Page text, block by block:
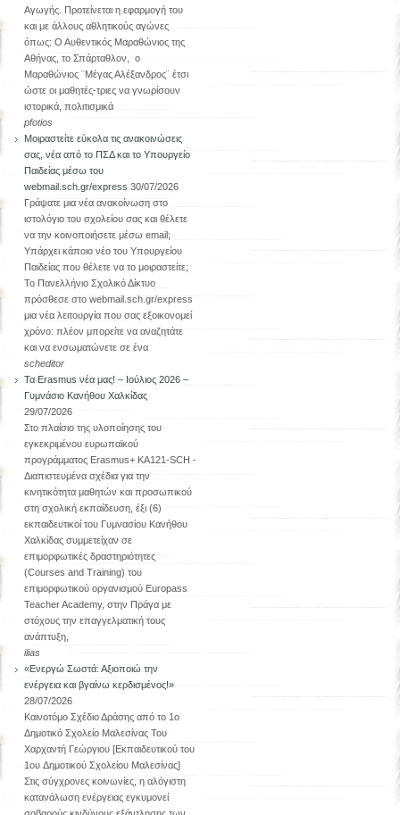
Αγωγής. Προτείνεται η εφαρμογή του
και με άλλους αθλητικούς αγώνες
όπως: Ο Αυθεντικός Μαραθώνιος της
Αθήνας, το Σπάρταθλον, ο
Μαραθώνιος ¨Μέγας Αλέξανδρος¨ έτσι
ώστε οι μαθητές-τριες να γνωρίσουν
ιστορικά, πολιτισμικά
pfotios
Μοιραστείτε εύκολα τις ανακοινώσεις
σας, νέα από το ΠΣΔ και το Υπουργείο
Παιδείας μέσω του
webmail.sch.gr/express 30/07/2026
Γράψατε μια νέα ανακοίνωση στο
ιστολόγιο του σχολείου σας και θέλετε
να την κοινοποιήσετε μέσω email;
Υπάρχει κάποιο νέο του Υπουργείου
Παιδείας που θέλετε να το μοιραστείτε;
Το Πανελλήνιο Σχολικό Δίκτυο
πρόσθεσε στο webmail.sch.gr/express
μια νέα λειτουργία που σας εξοικονομεί
χρόνο: πλέον μπορείτε να αναζητάτε
και να ενσωματώνετε σε ένα
scheditor
Τα Erasmus νέα μας! – Ιούλιος 2026 –
Γυμνάσιο Κανήθου Χαλκίδας
29/07/2026
Στο πλαίσιο της υλοποίησης του
εγκεκριμένου ευρωπαϊκού
προγράμματος Erasmus+ KA121-SCH -
Διαπιστευμένα σχέδια για την
κινητικότητα μαθητών και προσωπικού
στη σχολική εκπαίδευση, έξι (6)
εκπαιδευτικοί του Γυμνασίου Κανήθου
Χαλκίδας συμμετείχαν σε
επιμορφωτικές δραστηριότητες
(Courses and Training) του
επιμορφωτικού οργανισμού Europass
Teacher Academy, στην Πράγα με
στόχους την επαγγελματική τους
ανάπτυξη,
ilias
«Ενεργώ Σωστά: Αξιοποιώ την
ενέργεια και βγαίνω κερδισμένος!»
28/07/2026
Καινοτόμο Σχέδιο Δράσης από το 1ο
Δημοτικό Σχολείο Μαλεσίνας Του
Χαρχαντή Γεώργιου [Εκπαιδευτικού του
1ου Δημοτικού Σχολείου Μαλεσίνας]
Στις σύγχρονες κοινωνίες, η αλόγιστη
κατανάλωση ενέργειας εγκυμονεί